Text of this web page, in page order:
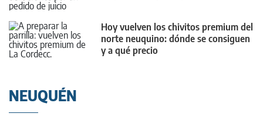
Hoy vuelven los chivitos premium del
norte neuquino: dónde se consiguen
y a qué precio
NEUQUÉN